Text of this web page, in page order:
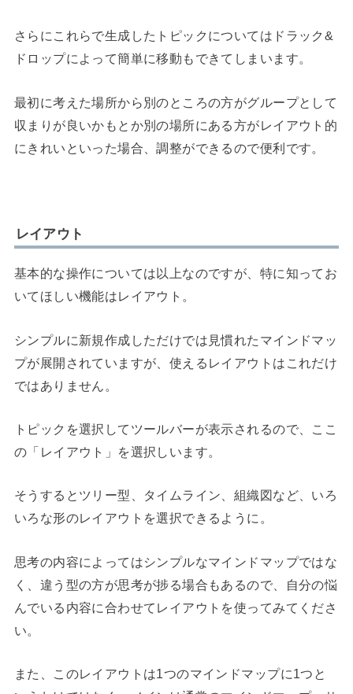
さらにこれらで生成したトピックについてはドラック&
ドロップによって簡単に移動もできてしまいます。
最初に考えた場所から別のところの方がグループとして
収まりが良いかもとか別の場所にある方がレイアウト的
にきれいといった場合、調整ができるので便利です。
レイアウト
基本的な操作については以上なのですが、特に知ってお
いてほしい機能はレイアウト。
シンプルに新規作成しただけでは見慣れたマインドマッ
プが展開されていますが、使えるレイアウトはこれだけ
ではありません。
トピックを選択してツールバーが表示されるので、ここ
の「レイアウト」を選択しいます。
そうするとツリー型、タイムライン、組織図など、いろ
いろな形のレイアウトを選択できるように。
思考の内容によってはシンプルなマインドマップではな
く、違う型の方が思考が捗る場合もあるので、自分の悩
んでいる内容に合わせてレイアウトを使ってみてくださ
い。
また、このレイアウトは1つのマインドマップに1つと